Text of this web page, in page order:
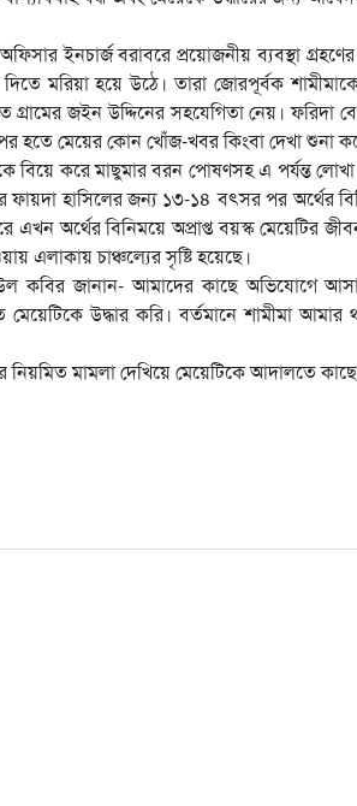
অফিসার ইনচার্জ বরাবরে প্রয়োজনীয় ব্যবস্থা
মরিয়া হয়ে উঠে। তারা জোরপূর্বক
জইন উদ্দিনের সহযেগিতা নেয়। ফরিদা
হতে মেয়ের কোন খোঁজ-খবর কিংবা দেখা শুনা
বিয়ে করে মাছুমার বরন পোষণসহ এ পর্যন্ত
ফায়দা হাসিলের জন্য ১৩-১৪ বৎসর পর অর্থের
অর্থের বিনিময়ে অপ্রাপ্ত বয়স্ক মেয়েটির
এলাকায় চাঞ্চল্যের সৃষ্টি হয়েছে।
কবির জানান- আমাদের কাছে অভিযোগে
উদ্ধার করি। বর্তমানে শামীমা
মামলা দেখিয়ে মেয়েটিকে আদালতে কাছে